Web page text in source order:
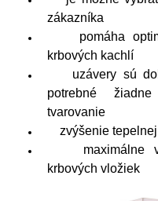
zákazníka
pomáha
krbových kachlí
uzávery sú
potrebné
tvarovanie
zvýšenie tepelnej
maximálne
krbových vložiek